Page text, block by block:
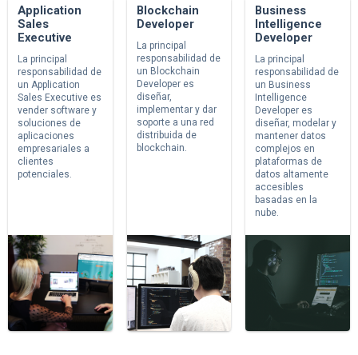
Application
Sales
Executive
La principal
responsabilidad de
un Application
Sales Executive es
vender software y
soluciones de
aplicaciones
empresariales a
clientes
potenciales.
Blockchain
Developer
La principal
responsabilidad de
un Blockchain
Developer es
diseñar,
implementar y dar
soporte a una red
distribuida de
blockchain.
Business
Intelligence
Developer
La principal
responsabilidad de
un Business
Intelligence
Developer es
diseñar, modelar y
mantener datos
complejos en
plataformas de
datos altamente
accesibles
basadas en la
nube.